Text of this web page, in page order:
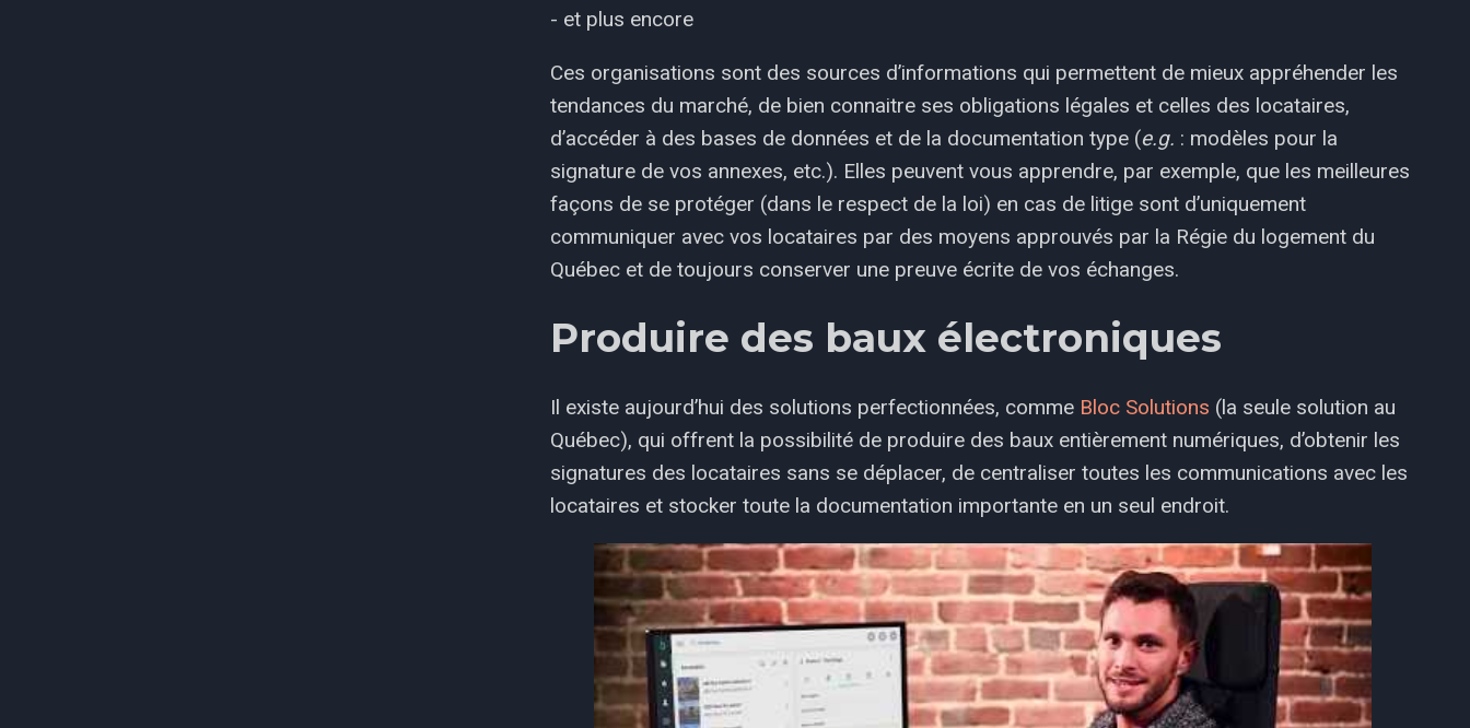
- et plus encore
Ces organisations sont des sources d’informations qui permettent de mieux appréhender les
tendances du marché, de bien connaitre ses obligations légales et celles des locataires,
d’accéder à des bases de données et de la documentation type (e.g. : modèles pour la
signature de vos annexes, etc.). Elles peuvent vous apprendre, par exemple, que les meilleures
façons de se protéger (dans le respect de la loi) en cas de litige sont d’uniquement
communiquer avec vos locataires par des moyens approuvés par la Régie du logement du
Québec et de toujours conserver une preuve écrite de vos échanges.
Produire des baux électroniques
Il existe aujourd’hui des solutions perfectionnées, comme Bloc Solutions (la seule solution au
Québec), qui offrent la possibilité de produire des baux entièrement numériques, d’obtenir les
signatures des locataires sans se déplacer, de centraliser toutes les communications avec les
locataires et stocker toute la documentation importante en un seul endroit.